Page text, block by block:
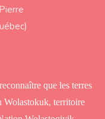
que les terres
Wolastokuk, territoire